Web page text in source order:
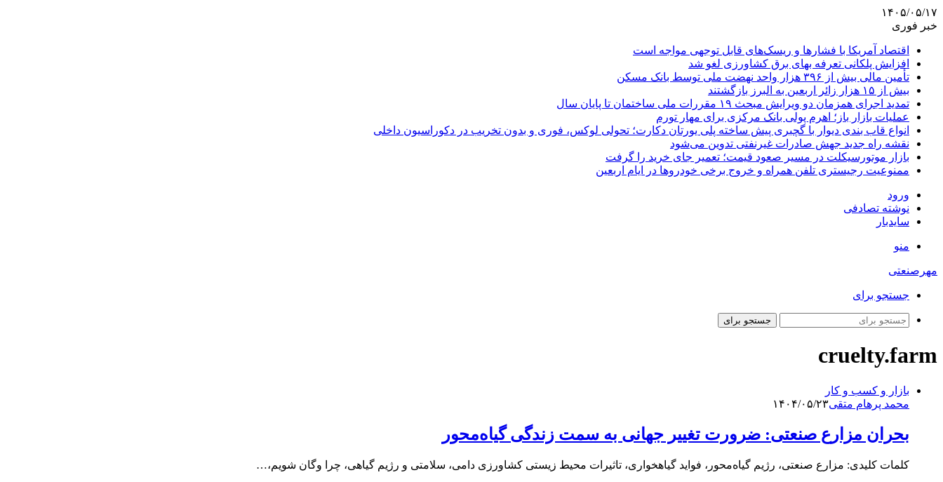
۱۴۰۵/۰۵/۱۷
خبر فوری
اقتصاد آمریکا با فشارها و ریسک‌های قابل توجهی مواجه است
افزایش پلکانی تعرفه بهای برق کشاورزی لغو شد
تأمین مالی بیش از ۳۹۶ هزار واحد نهضت ملی توسط بانک مسکن
بیش از ۱۵ هزار زائر اربعین به البرز بازگشتند
تمدید اجرای همزمان دو ویرایش مبحث ۱۹ مقررات ملی ساختمان تا پایان سال
عملیات بازار باز؛ اهرم پولی بانک مرکزی برای مهار تورم
انواع قاب بندی دیوار با گچبری پیش ساخته پلی یورتان دکارت؛ تحولی لوکس، فوری و بدون تخریب در دکوراسیون داخلی
نقشه راه جدید جهش صادرات غیرنفتی تدوین می‌شود
بازار موتورسیکلت در مسیر صعود قیمت؛ تعمیر جای خرید را گرفت
ممنوعیت رجیستری تلفن همراه و خروج برخی خودروها در ایام اربعین
ورود
نوشته تصادفی
سایدبار
منو
مهرصنعتی
جستجو برای
جستجو برای
cruelty.farm
بازار و کسب و کار
محمد پرهام متقی۱۴۰۴/۰۵/۲۳
بحران مزارع صنعتی: ضرورت تغییر جهانی به سمت زندگی گیاه‌محور
کلمات کلیدی: مزارع صنعتی، رژیم گیاه‌محور، فواید گیاهخواری، تاثیرات محیط زیستی کشاورزی دامی، سلامتی و رژیم گیاهی، چرا وگان شویم،…